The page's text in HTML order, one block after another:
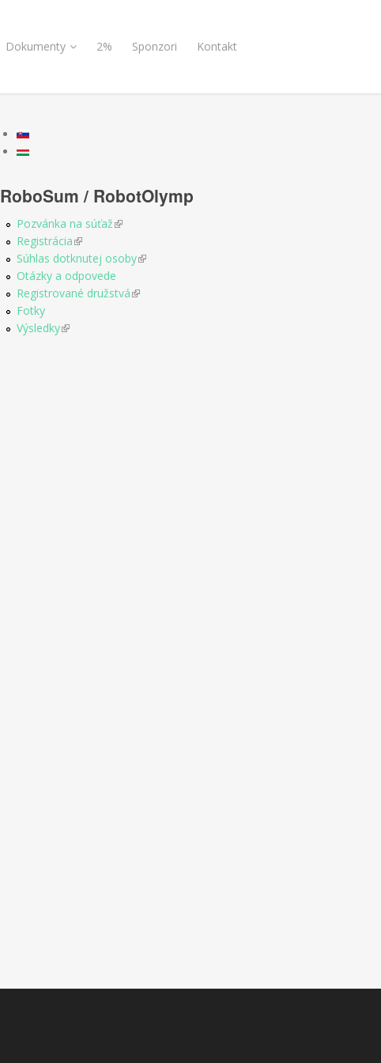
Dokumenty 2% Sponzori Kontakt
RoboSum / RobotOlymp
Pozvánka na súťaž(link is external)
Registrácia(link is external)
Súhlas dotknutej osoby(link is external)
Otázky a odpovede
Registrované družstvá(link is external)
Fotky
Výsledky(link is external)